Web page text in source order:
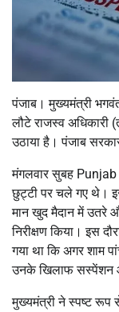
पंजाब। मुख्यमंत्री
लौटे राजस्व
उठाया है। पंजाब
मंगलवार सुबह Punjab
छुट्टी पर चले गए थे।
मान खुद मैदान में उतरे
निरीक्षण किया। इस
गया था कि अगर शाम
उनके खिलाफ सस्पेंशन
मुख्यमंत्री ने स्पष्ट रूप